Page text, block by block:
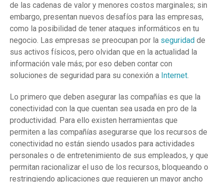
de las cadenas de valor y menores costos marginales; sin
embargo, presentan nuevos desafíos para las empresas,
como la posibilidad de tener ataques informáticos en tu
negocio. Las empresas se preocupan por la seguridad de
sus activos físicos, pero olvidan que en la actualidad la
información vale más; por eso deben contar con
soluciones de seguridad para su conexión a Internet.
Lo primero que deben asegurar las compañías es que la
conectividad con la que cuentan sea usada en pro de la
productividad. Para ello existen herramientas que
permiten a las compañías asegurarse que los recursos de
conectividad no están siendo usados para actividades
personales o de entretenimiento de sus empleados, y que
permitan racionalizar el uso de los recursos, bloqueando o
restringiendo aplicaciones que requieren un mayor ancho